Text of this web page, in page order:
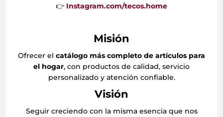
👉 Instagram.com/tecos.home
Misión
Ofrecer el catálogo más completo de artículos para
el hogar, con productos de calidad, servicio
personalizado y atención confiable.
Visión
Seguir creciendo con la misma esencia que nos